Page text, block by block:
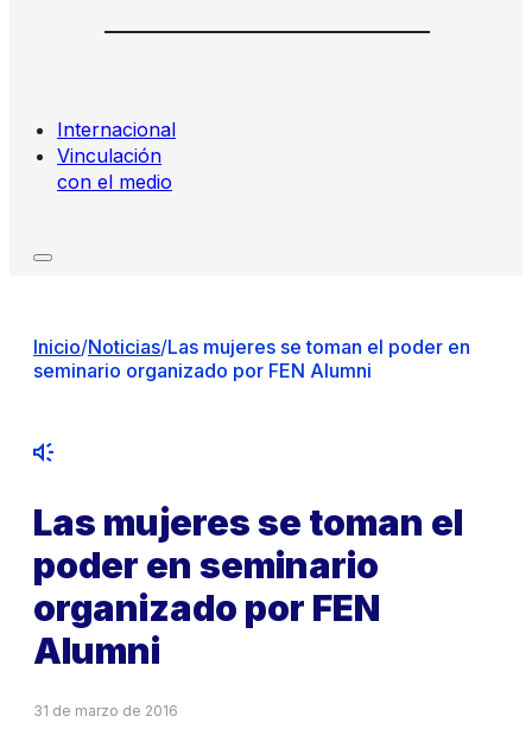
Internacional
Vinculación
con el medio
Inicio/Noticias/Las mujeres se toman el poder en
seminario organizado por FEN Alumni
Las mujeres se toman el
poder en seminario
organizado por FEN
Alumni
31 de marzo de 2016